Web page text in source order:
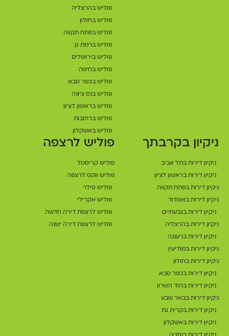
פוליש בהרצליה
פוליש בחולון
פוליש בפתח תקווה
פוליש ברמת גן
פוליש בירושלים
פוליש בחיפה
פוליש בכפר סבא
פוליש בנס ציונה
פוליש בראשון לציון
פוליש ברחובות
פוליש באשקלון
ניקיון בקרבתך
ניקיון דירות בתל אביב
ניקיון דירות בראשון לציון
ניקיון דירות בפתח תקווה
ניקיון דירות באשדוד
ניקיון דירות בגבעתיים
ניקיון דירות בהרצליה
ניקיון דירות ברעננה
ניקיון דירות במודיעין
ניקיון דירות בחולון
ניקיון דירות בכפר סבא
ניקיון דירות בהוד השרון
ניקיון דירות בבאר שבע
ניקיון דירות בקרית גת
ניקיון דירות באשקלון
פוליש לרצפה
פוליש קריסטל
פוליש ווקס לרצפה
פוליש סילר
פוליש אקרילי
פוליש לרצפת דירה חדשה
פוליש לרצפת דירה ישנה